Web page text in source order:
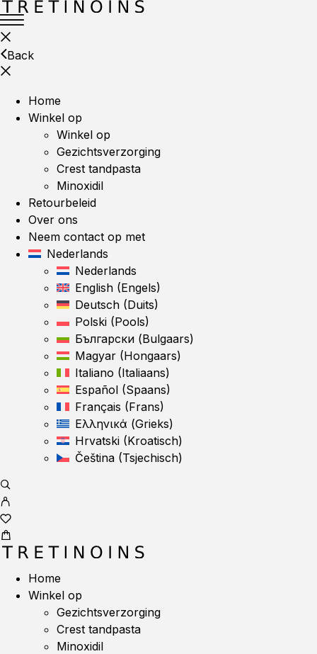
Back
Home
Winkel op
Winkel op
Gezichtsverzorging
Crest tandpasta
Minoxidil
Retourbeleid
Over ons
Neem contact op met
Nederlands
Nederlands
English (Engels)
Deutsch (Duits)
Polski (Pools)
Български (Bulgaars)
Magyar (Hongaars)
Italiano (Italiaans)
Español (Spaans)
Français (Frans)
Ελληνικά (Grieks)
Hrvatski (Kroatisch)
Čeština (Tsjechisch)
Home
Winkel op
Gezichtsverzorging
Crest tandpasta
Minoxidil